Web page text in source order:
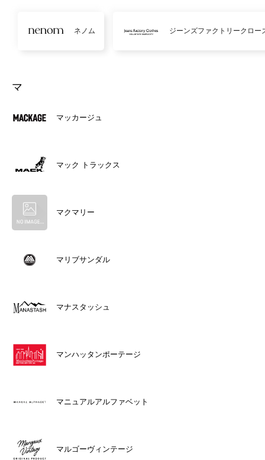
ネノム ジーンズファクトリークロー
マ
マッカージュ
マック トラックス
マクマリー
マリブサンダル
マナスタッシュ
マンハッタンポーテージ
マニュアルアルファベット
マルゴーヴィンテージ